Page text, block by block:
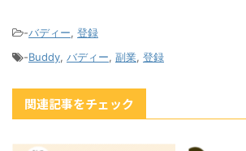
-バディー, 登録
-Buddy, バディー, 副業, 登録
関連記事をチェック